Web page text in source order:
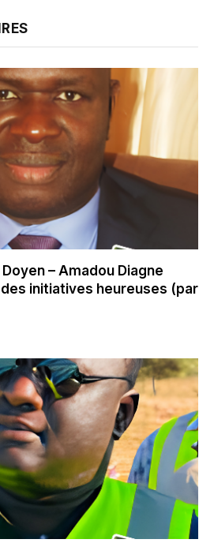
– Amadou Diagne
des initiatives heureuses (par